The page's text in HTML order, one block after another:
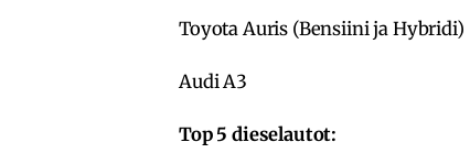
Toyota Auris (Bensiini ja Hybridi)
Audi A3
Top 5 dieselautot: